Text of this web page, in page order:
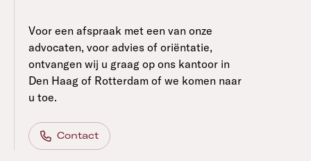
Voor een afspraak met een van onze
advocaten, voor advies of oriëntatie,
ontvangen wij u graag op ons kantoor in
Den Haag of Rotterdam of we komen naar
u toe.
Contact